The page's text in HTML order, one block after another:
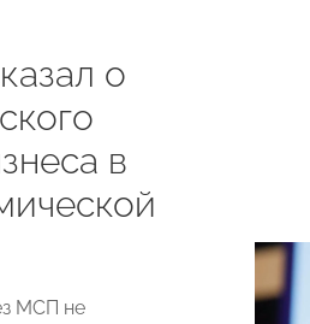
о
в
МСП не